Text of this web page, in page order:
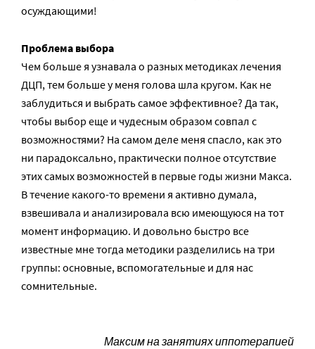
осуждающими!
Проблема выбора
Чем больше я узнавала о разных методиках лечения
ДЦП, тем больше у меня голова шла кругом. Как не
заблудиться и выбрать самое эффективное? Да так,
чтобы выбор еще и чудесным образом совпал с
возможностями? На самом деле меня спасло, как это
ни парадоксально, практически полное отсутствие
этих самых возможностей в первые годы жизни Макса.
В течение какого-то времени я активно думала,
взвешивала и анализировала всю имеющуюся на тот
момент информацию. И довольно быстро все
известные мне тогда методики разделились на три
группы: основные, вспомогательные и для нас
сомнительные.
Максим на занятиях иппотерапией